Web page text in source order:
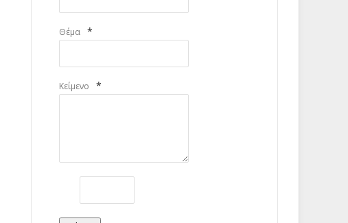
Θέμα *
Κείμενο *